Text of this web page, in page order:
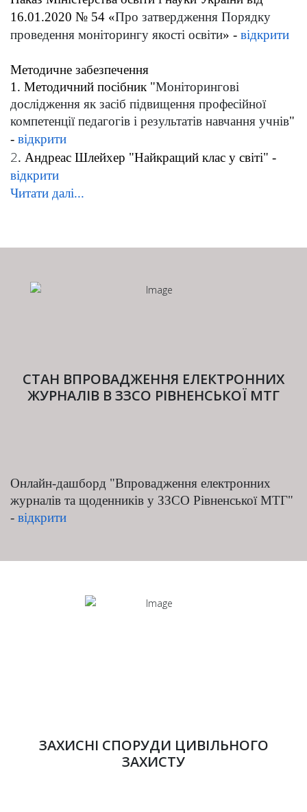
16.01.2020 № 54 «Про затвердження Порядку
проведення моніторингу якості освіти» - відкрити
Методичне забезпечення
1. Методичний посібник "Моніторингові
дослідження як засіб підвищення професійної
компетенції педагогів і результатів навчання учнів"
- відкрити
2. Андреас Шлейхер "Найкращий клас у світі" -
відкрити
Читати далі...
СТАН ВПРОВАДЖЕННЯ ЕЛЕКТРОННИХ
ЖУРНАЛІВ В ЗЗСО РІВНЕНСЬКОЇ МТГ
Онлайн-дашборд "Впровадження електронних
журналів та щоденників у ЗЗСО Рівненської МТГ"
- відкрити
ЗАХИСНІ СПОРУДИ ЦИВІЛЬНОГО
ЗАХИСТУ